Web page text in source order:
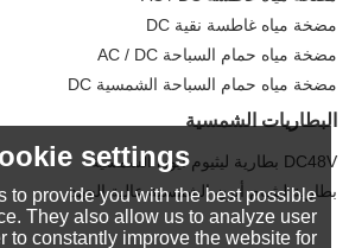
مضخة مياه غاطسة نقية DC
مضخة مياه حمام السباحة AC / DC
مضخة مياه حمام السباحة الشمسية DC
البطاريات الشمسية
DC48V بطارية ليثيوم أيون الشمسية
بطارية ليثيوم أيون الشمسية عالية الجهد
settings
to provide you with the best possible
They also allow us to analyze user
to constantly improve the website for